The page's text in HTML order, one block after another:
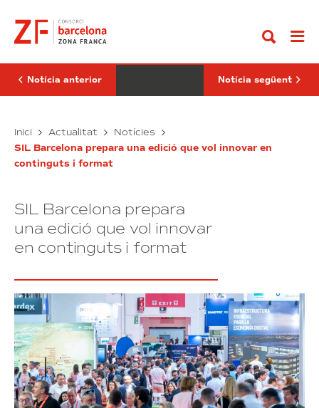
contingut
4.0
de
Barcelona
en
la
instal·lacions
fotovoltaiques
Notícia anterior
i
l’AIJEC
impulsar
Notícia següent
Inici Actualitat Notícies
SIL Barcelona prepara una edició que vol innovar en
continguts i format
SIL Barcelona prepara
una edició que vol innovar
en continguts i format
Districte
4.0
de
en
la
energètica
noves
instal·lacions
fotovoltaiques
de
per
impulsar
el
talent
jove